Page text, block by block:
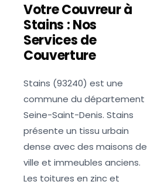
Votre Couvreur à
Stains : Nos
Services de
Couverture
Stains (93240) est une
commune du département
Seine-Saint-Denis. Stains
présente un tissu urbain
dense avec des maisons de
ville et immeubles anciens.
Les toitures en zinc et